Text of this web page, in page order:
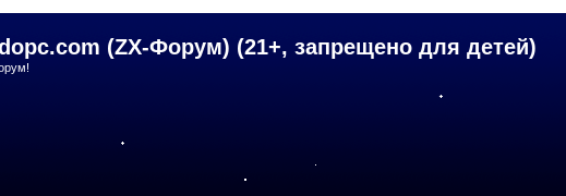
(ZX-Форум) (21+, запрещено для детей)